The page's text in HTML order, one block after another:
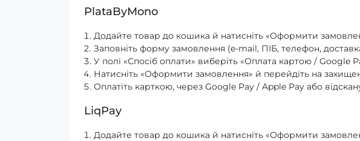
PlataByMono
Додайте товар до кошика й натисніть «Оформити
Заповніть форму замовлення (e-mail, ПІБ, телефон,
У полі «Спосіб оплати» виберіть «Оплата картою / Google
Натисніть «Оформити замовлення» й перейдіть на
Оплатіть карткою, через Google Pay / Apple Pay або
LiqPay
Додайте товар до кошика й натисніть «Оформити